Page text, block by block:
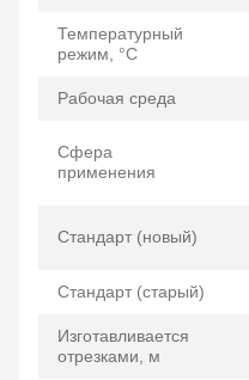
Температурный
режим, °C
Рабочая среда
Сфера
применения
Стандарт (новый)
Стандарт (старый)
Изготавливается
отрезками, м